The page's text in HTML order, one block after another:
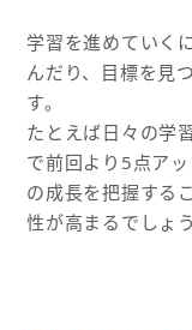
学習を進めていく
んだり、目標を見
す。
たとえば日々の学
で前回より5点ア
の成長を把握する
性が高まるでしょう